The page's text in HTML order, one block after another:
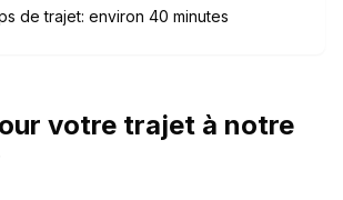
de trajet: environ 40 minutes
votre trajet à notre